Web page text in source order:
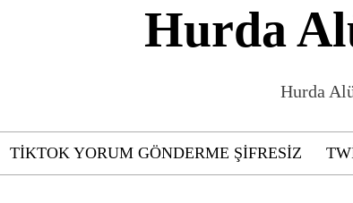
Hurda
Hurda
TIKTOK YORUM GÖNDERME ŞIFRESIZ